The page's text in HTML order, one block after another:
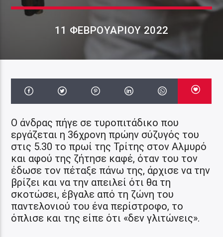
11 ΦΕΒΡΟΥΑΡΊΟΥ 2022
Ο άνδρας πήγε σε τυροπιτάδικο που
εργάζεται η 36χρονη πρώην σύζυγός του
στις 5.30 το πρωί της Τρίτης στον Αλμυρό
και αφού της ζήτησε καφέ, όταν του τον
έδωσε τον πέταξε πάνω της, άρχισε να την
βρίζει και να την απειλεί ότι θα τη
σκοτώσει, έβγαλε από τη ζώνη του
παντελονιού του ένα περίστροφο, το
όπλισε και της είπε ότι «δεν γλιτώνεις».